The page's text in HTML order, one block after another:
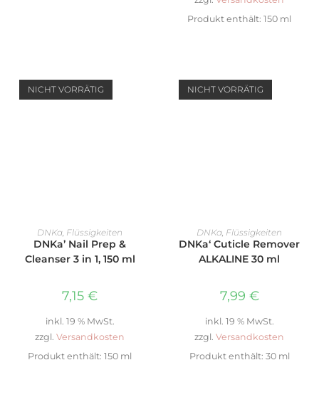
Produkt enthält: 150 ml
NICHT VORRÄTIG
WEITERLESEN
DNKa, Flüssigkeiten
DNKa’ Nail Prep &
Cleanser 3 in 1, 150 ml
7,15 €
inkl. 19 % MwSt.
zzgl. Versandkosten
Produkt enthält: 150 ml
NICHT VORRÄTIG
WEITERLESEN
DNKa, Flüssigkeiten
DNKa‘ Cuticle Remover
ALKALINE 30 ml
7,99 €
inkl. 19 % MwSt.
zzgl. Versandkosten
Produkt enthält: 30 ml